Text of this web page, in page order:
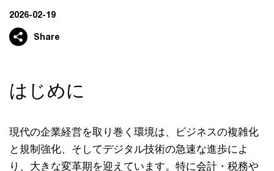
2026-02-19
Share
はじめに
現代の企業経営を取り巻く環境は、ビジネスの複雑化
と規制強化、そしてデジタル技術の急速な進歩によ
り、大きな変革期を迎えています。特に会計・税務や